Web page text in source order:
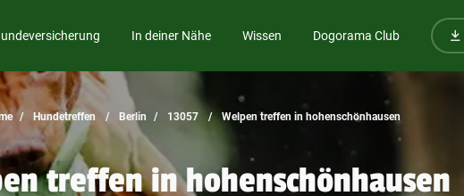
In deiner Nähe Wissen Dogorama Club
Hundetreffen Berlin 13057 Welpen treffen in hohenschönhausen
treffen in hohenschönhausen